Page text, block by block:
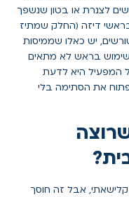
לצנרת או בטון שנשפך
דיזה (החלק שמתיז
יש כאלו שממיסות
שימוש בראש לא מתאים
המפעיל היא לדעת
את הסתימה בלי
אבל זה חוסך